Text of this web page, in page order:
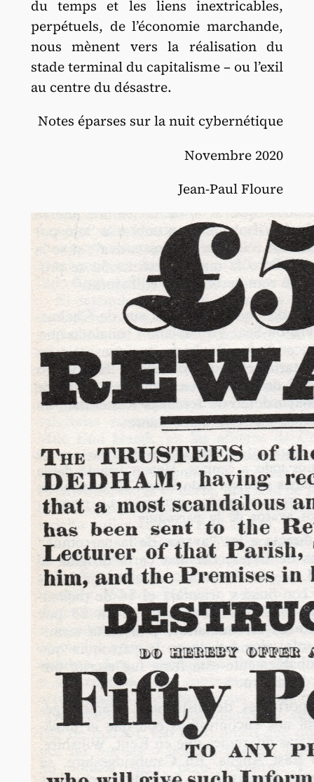
du temps et les liens inextricables,
perpétuels, de l’économie marchande,
nous mènent vers la réalisation du
stade terminal du capitalisme – ou l’exil
au centre du désastre.
Notes éparses sur la nuit cybernétique
Novembre 2020
Jean-Paul Floure